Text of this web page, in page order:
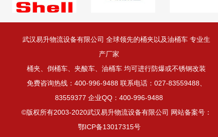
武汉易升物流设备有限公司 全球领先的桶夹以及油桶车 专业生
产厂家
桶夹、倒桶车、夹酸车、油桶车 均可进行防爆或不锈钢改装
免费咨询热线：400-996-9488 联系电话：027-83559488、
83559377 企业QQ：400-996-9488
©版权所有2003-2020武汉易升物流设备有限公司 网站备案号：
鄂ICP备13017315号